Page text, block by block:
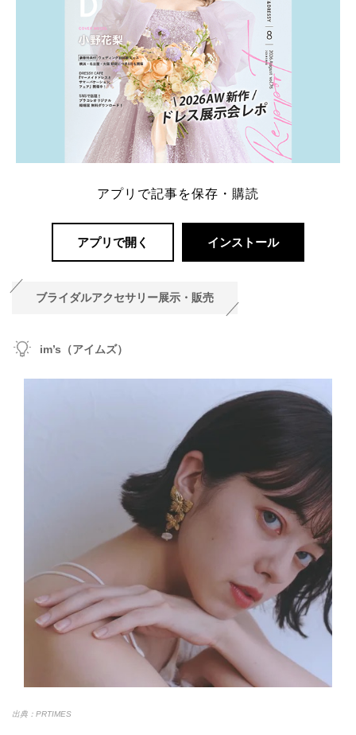
アプリで記事を保存・購読
アプリで開く インストール
ブライダルアクセサリー展示・販売
im’s（アイムズ）
出典：PRTIMES